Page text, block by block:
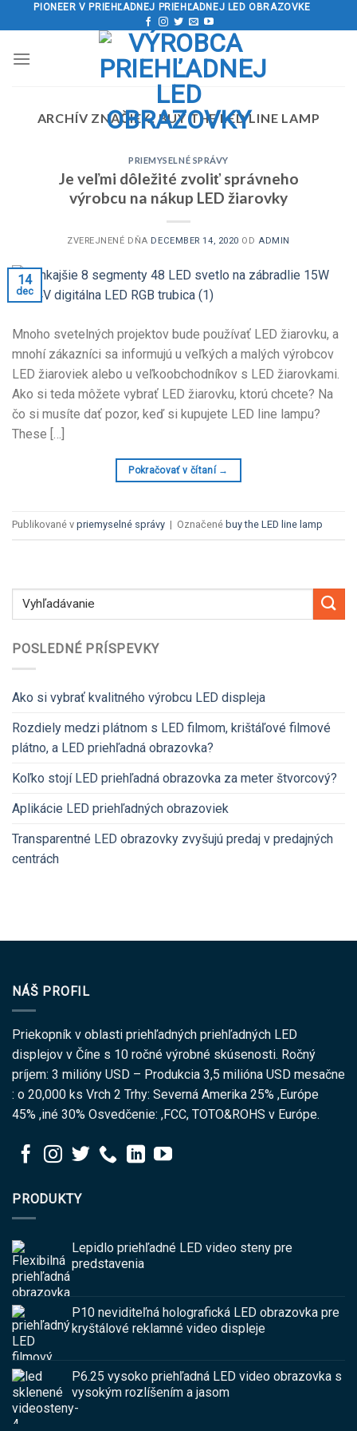
Preskočiť
na
PIONEER V PRIEHĽADNEJ PRIEHĽADNEJ LED OBRAZOVKE
ARCHÍV ZNAČIEK:BUY THE LED LINE LAMP
POSLEDNÉ PRÍSPEVKY
Ako si vybrať kvalitného výrobcu LED displeja
Rozdiely medzi plátnom s LED filmom, krištáľové filmové
plátno, a LED priehľadná obrazovka?
Koľko stojí LED priehľadná obrazovka za meter štvorcový?
Aplikácie LED priehľadných obrazoviek
Transparentné LED obrazovky zvyšujú predaj v predajných
centrách
PRIEMYSELNÉ SPRÁVY
Je veľmi dôležité zvoliť správneho
výrobcu na nákup LED žiarovky
ZVEREJNENÉ DŇA DECEMBER 14, 2020 ODADMIN
14
dec
Mnoho svetelných projektov bude používať LED žiarovku, a
mnohí zákazníci sa informujú u veľkých a malých výrobcov
LED žiaroviek alebo u veľkoobchodníkov s LED žiarovkami.
Ako si teda môžete vybrať LED žiarovku, ktorú chcete? Na
čo si musíte dať pozor, keď si kupujete LED line lampu?
These […]
Pokračovať v čítaní →
Publikované v priemyselné správy | Označené buy the LED line lamp
NÁŠ PROFIL
Priekopník v oblasti priehľadných priehľadných LED
displejov v Číne s 10 ročné výrobné skúsenosti. Ročný
príjem: 3 milióny USD – Produkcia 3,5 milióna USD mesačne
: o 20,000 ks Vrch 2 Trhy: Severná Amerika 25% ,Európe
45% ,iné 30% Osvedčenie: ,FCC, TOTO&ROHS v Európe.
PRODUKTY
Lepidlo priehľadné LED video steny pre
predstavenia
P10 neviditeľná holografická LED obrazovka pre
kryštálové reklamné video displeje
P6.25 vysoko priehľadná LED video obrazovka s
vysokým rozlíšením a jasom